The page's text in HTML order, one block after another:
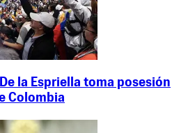
la Espriella toma posesión
Colombia